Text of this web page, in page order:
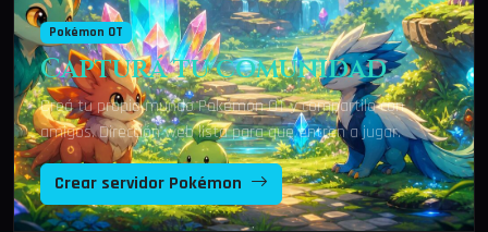
Pokémon OT
Capturá tu comunidad
Creá tu propio mundo Pokémon OT y compartilo con
amigos. Dirección web lista para que entren a jugar.
Crear servidor Pokémon